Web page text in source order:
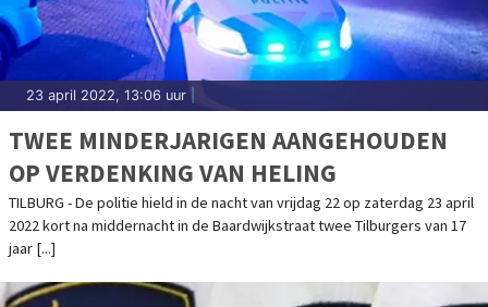
23 april 2022, 13:06 uur
TWEE MINDERJARIGEN AANGEHOUDEN
OP VERDENKING VAN HELING
TILBURG - De politie hield in de nacht van vrijdag 22 op zaterdag 23 april
2022 kort na middernacht in de Baardwijkstraat twee Tilburgers van 17
jaar [...]